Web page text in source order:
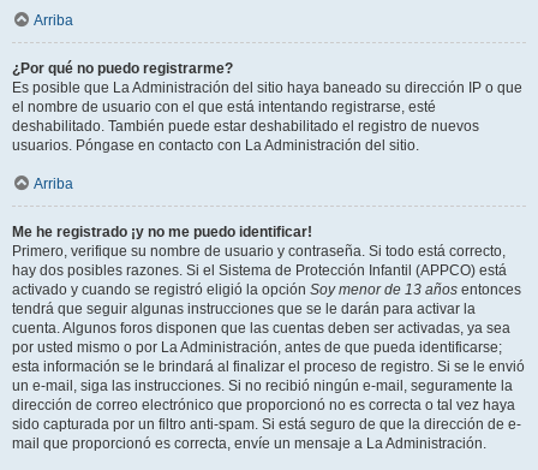
Arriba
¿Por qué no puedo registrarme?
Es posible que La Administración del sitio haya baneado su dirección IP o que
el nombre de usuario con el que está intentando registrarse, esté
deshabilitado. También puede estar deshabilitado el registro de nuevos
usuarios. Póngase en contacto con La Administración del sitio.
Arriba
Me he registrado ¡y no me puedo identificar!
Primero, verifique su nombre de usuario y contraseña. Si todo está correcto,
hay dos posibles razones. Si el Sistema de Protección Infantil (APPCO) está
activado y cuando se registró eligió la opción Soy menor de 13 años entonces
tendrá que seguir algunas instrucciones que se le darán para activar la
cuenta. Algunos foros disponen que las cuentas deben ser activadas, ya sea
por usted mismo o por La Administración, antes de que pueda identificarse;
esta información se le brindará al finalizar el proceso de registro. Si se le envió
un e-mail, siga las instrucciones. Si no recibió ningún e-mail, seguramente la
dirección de correo electrónico que proporcionó no es correcta o tal vez haya
sido capturada por un filtro anti-spam. Si está seguro de que la dirección de e-
mail que proporcionó es correcta, envíe un mensaje a La Administración.